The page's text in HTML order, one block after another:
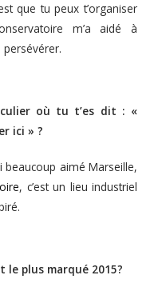
que tu peux t’organiser
m’a aidé à
où tu t’es dit : «
ici » ?
beaucoup aimé Marseille,
, c’est un lieu industriel
le plus marqué 2015?